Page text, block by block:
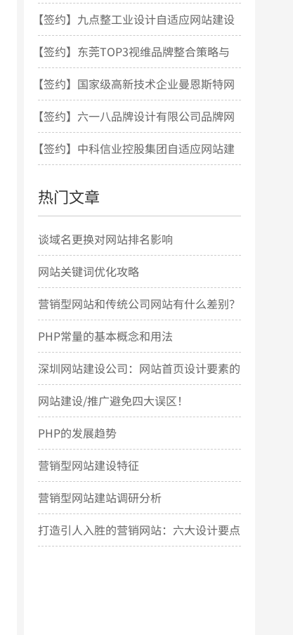
【签约】九点整工业设计自适应网站建设
项目
【签约】东莞TOP3视维品牌整合策略与
设计机构网站建设
【签约】国家级高新技术企业曼恩斯特网
站建设项目
【签约】六一八品牌设计有限公司品牌网
站建设项目
【签约】中科信业控股集团自适应网站建
热门文章
谈域名更换对网站排名影响
网站关键词优化攻略
营销型网站和传统公司网站有什么差别？
PHP常量的基本概念和用法
深圳网站建设公司：网站首页设计要素的
几点简要说明
网站建设/推广避免四大误区！
PHP的发展趋势
营销型网站建设特征
营销型网站建站调研分析
打造引人入胜的营销网站：六大设计要点